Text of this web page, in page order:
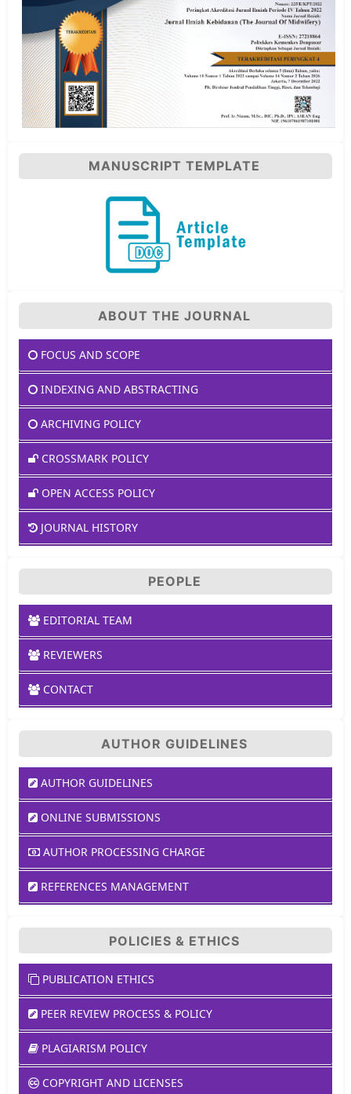
MANUSCRIPT TEMPLATE
ABOUT THE JOURNAL
FOCUS AND SCOPE
INDEXING AND ABSTRACTING
ARCHIVING POLICY
CROSSMARK POLICY
OPEN ACCESS POLICY
JOURNAL HISTORY
PEOPLE
EDITORIAL TEAM
REVIEWERS
CONTACT
AUTHOR GUIDELINES
AUTHOR GUIDELINES
ONLINE SUBMISSIONS
AUTHOR PROCESSING CHARGE
REFERENCES MANAGEMENT
POLICIES & ETHICS
PUBLICATION ETHICS
PEER REVIEW PROCESS & POLICY
PLAGIARISM POLICY
COPYRIGHT AND LICENSES